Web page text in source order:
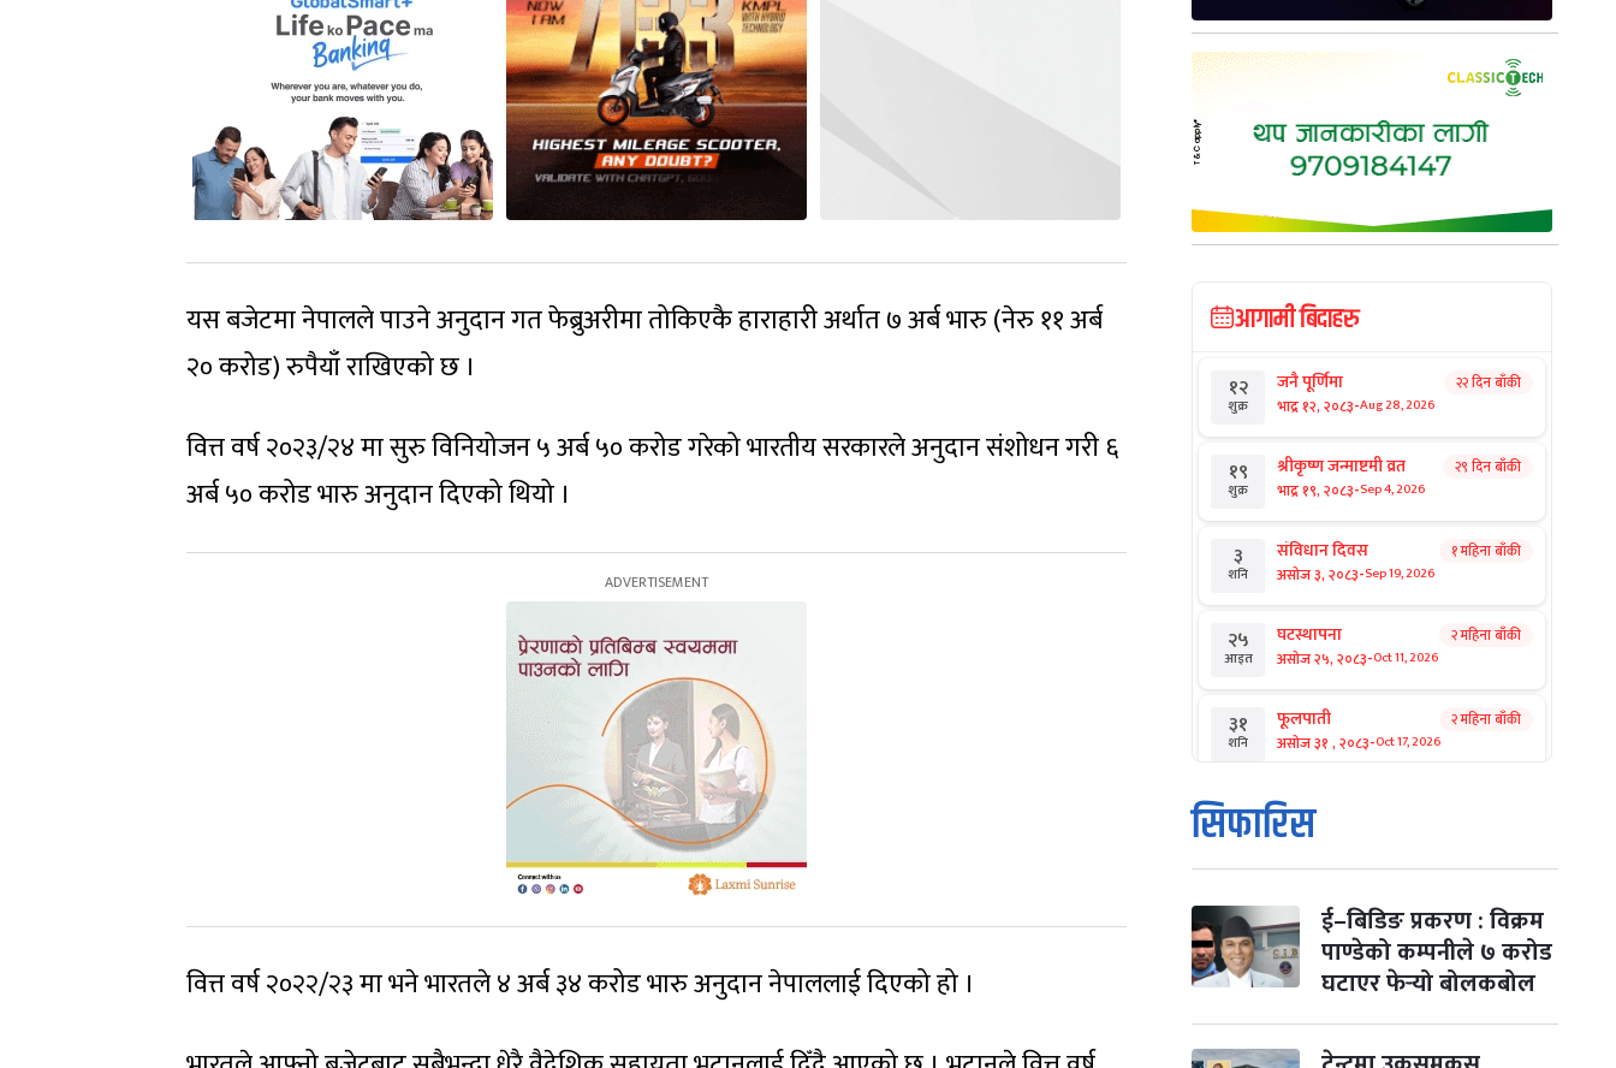
यस बजेटमा नेपालले पाउने अनुदान गत फेब्रुअरीमा तोकिएकै हाराहारी अर्थात ७ अर्ब भारु (नेरु ११ अर्ब
२० करोड) रुपैयाँ राखिएको छ ।
वित्त वर्ष २०२३/२४ मा सुरु विनियोजन ५ अर्ब ५० करोड गरेको भारतीय सरकारले अनुदान संशोधन गरी ६
अर्ब ५० करोड भारु अनुदान दिएको थियो ।
वित्त वर्ष २०२२/२३ मा भने भारतले ४ अर्ब ३४ करोड भारु अनुदान नेपाललाई दिएको हो ।
आगामी बिदाहरु
१२
शुक्र
जनै पूर्णिमा
भाद्र १२, २०८३-Aug 28, 2026
२२ दिन बाँकी
१९
शुक्र
श्रीकृष्ण जन्माष्टमी व्रत
भाद्र १९, २०८३-Sep 4, 2026
२९ दिन बाँकी
३
शनि
संविधान दिवस
असोज ३, २०८३-Sep 19, 2026
१ महिना बाँकी
२५
आइत
घटस्थापना
असोज २५, २०८३-Oct 11, 2026
२ महिना बाँकी
३१
शनि
फूलपाती
असोज ३१ , २०८३-Oct 17, 2026
२ महिना बाँकी
१
आइत
कार्तिक सङ्क्रान्ति
कार्तिक १, २०८३
मंगल कार्तिक ३, २०८३-Oct 20, 2026
४ विजयादशमी
कार्तिक ४, २०८३-Oct 21, 2026
२ महिना बाँकी
५ पापा‌ङ्कुशा एकादशी व्रत २ महिना बाँकी
सिफारिस
ई–बिडिङ प्रकरण : विक्रम
पाण्डेको कम्पनीले ७ करोड
घटाएर फेर्‍यो बोलकबोल